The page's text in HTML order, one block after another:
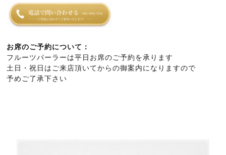
お席のご予約について：
フルーツパーラーは平日お席のご予約を承ります
土日・祝日はご来店頂いてからの御案内になりますので
予めご了承下さい